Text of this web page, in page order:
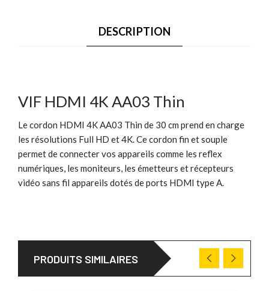
DESCRIPTION
VIF HDMI 4K AA03 Thin
Le cordon HDMI 4K AA03 Thin de 30 cm prend en charge
les résolutions Full HD et 4K. Ce cordon fin et souple
permet de connecter vos appareils comme les reflex
numériques, les moniteurs, les émetteurs et récepteurs
vidéo sans fil appareils dotés de ports HDMI type A.
PRODUITS SIMILAIRES